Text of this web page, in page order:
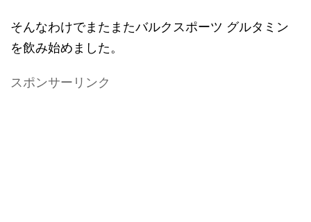
そんなわけでまたまたバルクスポーツ グルタミン
を飲み始めました。
スポンサーリンク